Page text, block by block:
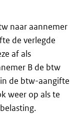
naar aannemer
de verlegde
af als
B de btw
de btw-aangifte
weer op als te